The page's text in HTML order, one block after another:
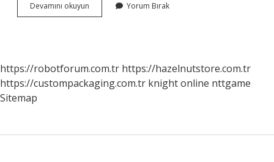
Devamını okuyun
Türkçede
Yorum Bırak
https://robotforum.com.tr https://hazelnutstore.com.tr
https://custompackaging.com.tr knight online nttgame
Sitemap